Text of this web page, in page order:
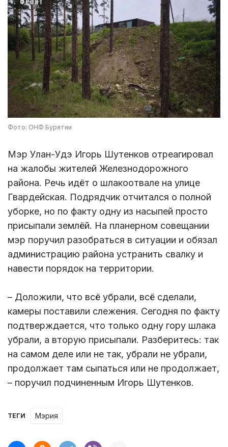
Фото: ОНФ Бурятии
Мэр Улан-Удэ Игорь Шутенков отреагировал
на жалобы жителей Железнодорожного
района. Речь идёт о шлакоотвале на улице
Гвардейская. Подрядчик отчитался о полной
уборке, но по факту одну из насыпей просто
присыпали землёй. На планерном совещании
мэр поручил разобраться в ситуации и обязал
администрацию района устранить свалку и
навести порядок на территории.
– Доложили, что всё убрали, всё сделали,
камеры поставили слежения. Сегодня по факту
подтверждается, что только одну гору шлака
убрали, а вторую присыпали. Разберитесь: так
на самом деле или не так, убрали не убрали,
продолжает там сыпаться или не продолжает,
– поручил подчиненным Игорь Шутенков.
ТЕГИ мэрия